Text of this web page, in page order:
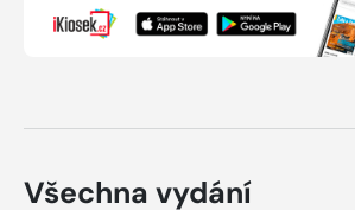
Všechna vydání